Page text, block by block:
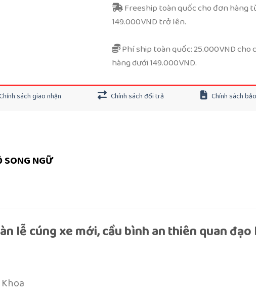
Freeship toàn quốc cho đơn hàng
149.000VND trở lên.
Phí ship toàn quốc: 25.000VND cho
hàng dưới 149.000VND.
sách giao nhận Chính sách đổi trả Chính sách
SONG NGỮ
lễ cúng xe mới, cầu bình an thiên quan đạo